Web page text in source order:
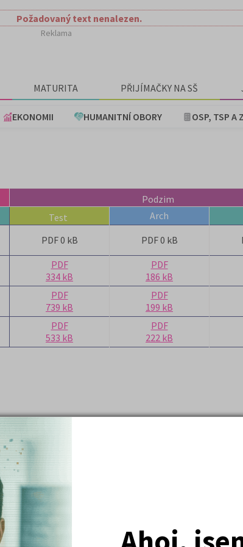
Požadovaný text nenalezen.
Reklama
MATURITA PŘIJÍMAČKY NA SŠ
EKONOMII HUMANITNÍ OBORY OSP, TSP A
Podzim
Test Arch
PDF 0 kB PDF 0 kB
PDF
334 kB
PDF
186 kB
PDF
739 kB
PDF
199 kB
PDF
533 kB
PDF
222 kB
kurzy
farmacie